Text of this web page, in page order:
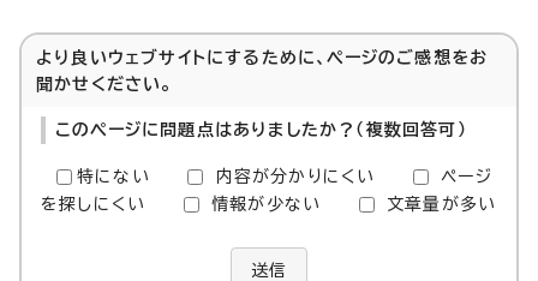
より良いウェブサイトにするために、ページのご感想をお
聞かせください。
このページに問題点はありましたか？（複数回答可）
特にない 内容が分かりにくい
ページ
を探しにくい
情報が少ない 文章量が多い
送信